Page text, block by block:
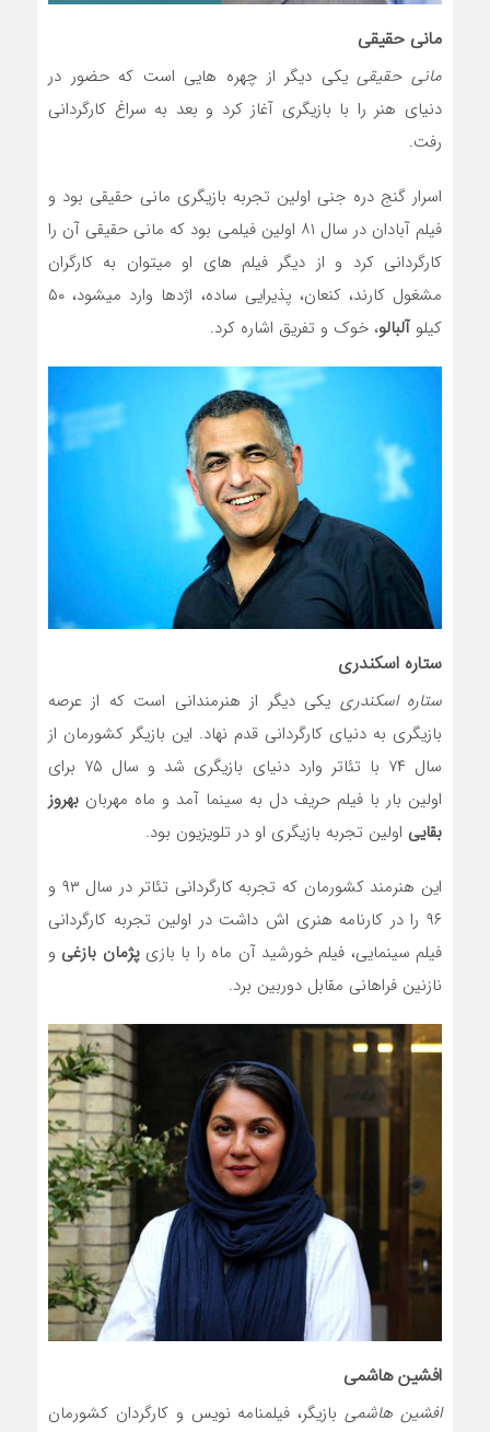
مانی حقیقی
مانی حقیقییکی دیگر از چهره هایی است که حضور در
دنیای هنر را با بازیگری آغاز کرد و بعد به سراغ کارگردانی
رفت.
اسرار گنج دره جنی اولین تجربه بازیگری مانی حقیقی بود و
فیلم آبادان در سال ۸۱ اولین فیلمی بود که مانی حقیقی آن را
کارگردانی کرد و از دیگر فیلم های او میتوان به کارگران
مشغول کارند، کنعان، پذیرایی ساده، اژدها وارد میشود، ۵۰
کیلو آلبالو، خوک و تفریق اشاره کرد.
ستاره اسکندری
ستاره اسکندری یکی دیگر از هنرمندانی است که از عرصه
بازیگری به دنیای کارگردانی قدم نهاد. این بازیگر کشورمان از
سال ۷۴ با تئاتر وارد دنیای بازیگری شد و سال ۷۵ برای
اولین بار با فیلم حریف دل به سینما آمد و ماه مهربان بهروز
بقایی اولین تجربه بازیگری او در تلویزیون بود.
این هنرمند کشورمان که تجربه کارگردانی تئاتر در سال ۹۳ و
۹۶ را در کارنامه هنری اش داشت در اولین تجربه کارگردانی
فیلم سینمایی، فیلم خورشید آن ماه را با بازیپژمان بازغی و
نازنین فراهانی مقابل دوربین برد.
افشین هاشمی
افشین هاشمیبازیگر، فیلمنامه نویس و کارگردان کشورمان